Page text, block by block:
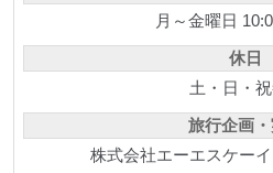
月～金曜日
休日
土・日・
旅行企画
株式会社エーエスケー